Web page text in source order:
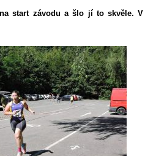
start závodu a šlo jí to skvěle.